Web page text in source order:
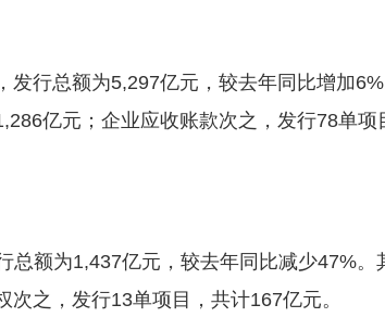
发行总额为5,297亿元，较去年同比增加
亿元；企业应收账款次之，发行78单项
总额为1,437亿元，较去年同比减少47%
之，发行13单项目，共计167亿元。